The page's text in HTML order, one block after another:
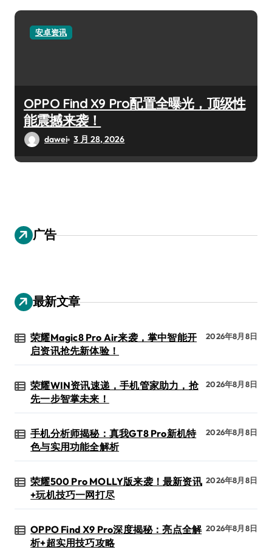
安卓资讯
OPPO Find X9 Pro配置全曝光，顶级性
能震撼来袭！
dawei 3 月 28, 2026
广告
最新文章
荣耀Magic8 Pro Air来袭，掌中智能开
启资讯抢先新体验！
2026年8月8日
荣耀WIN资讯速递，手机管家助力，抢
先一步智掌未来！
2026年8月8日
手机分析师揭秘：真我GT8 Pro新机特
色与实用功能全解析
2026年8月8日
荣耀500 Pro MOLLY版来袭！最新资讯
+玩机技巧一网打尽
2026年8月8日
OPPO Find X9 Pro深度揭秘：亮点全解
析+超实用技巧攻略
2026年8月8日